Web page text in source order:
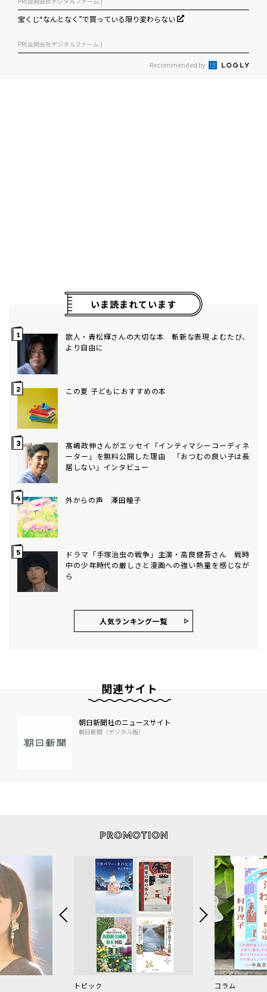
宝くじ“なんとなく”で買っている限り変わらない
PR(合同会社デジタルファーム )
Recommended by
いま読まれています
歌人・青松輝さんの大切な本 斬新な表現 よむたび、
より自由に
この夏 子どもにおすすめの本
髙嶋政伸さんがエッセイ「インティマシーコーディネ
ーター」を無料公開した理由 「おつむの良い子は長
居しない」インタビュー
外からの声 澤田瞳子
ドラマ「手塚治虫の戦争」主演・高良健吾さん 戦時
中の少年時代の厳しさと漫画への強い熱量を感じなが
ら
人気ランキング⼀覧
関連サイト
朝日新聞社のニュースサイト
朝日新聞（デジタル版）
トピック コラム